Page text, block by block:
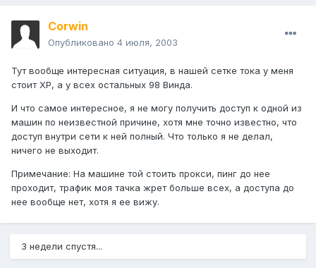
Corwin
Опубликовано 4 июля, 2003
Тут вообще интересная ситуация, в нашей сетке тока у меня
стоит ХР, а у всех остальных 98 Винда.
И что самое интересное, я не могу получить доступ к одной из
машин по неизвестной причине, хотя мне точно известно, что
доступ внутри сети к ней полный. Что только я не делал,
ничего не выходит.
Примечание: На машине той стоить прокси, пинг до нее
проходит, трафик моя тачка жрет больше всех, а доступа до
нее вообще нет, хотя я ее вижу.
3 недели спустя...